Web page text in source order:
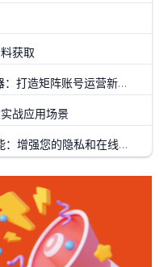
获取
造矩阵账号运营新策略
战应用场景
强您的隐私和在线访问